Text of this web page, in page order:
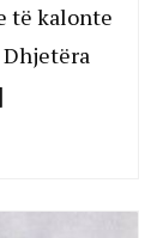
të kalonte
Dhjetëra